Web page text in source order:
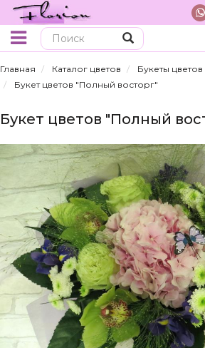
Главная Каталог цветов
Букеты цветов
Букет цветов "Полный восторг"
Букет цветов "Полный